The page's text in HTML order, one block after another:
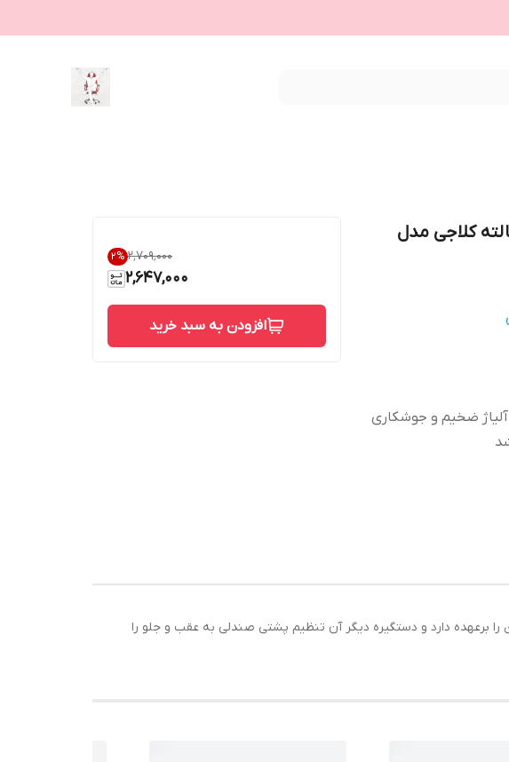
کلاجی مدل
آلیاژ ضخیم و جوشکاری
۲٬۷۰۹٬۰۰۰ 2%
2,647,000
افزودن به سبد خرید
برعهده دارد و دستگیره دیگر آن تنظیم پشتی صندلی به عقب و جلو را